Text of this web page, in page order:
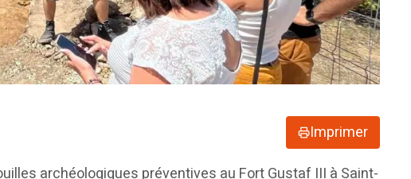
Imprimer
archéologiques préventives au Fort Gustaf III à Saint-